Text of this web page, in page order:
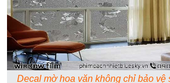
Decal mờ hoa văn không chỉ bảo vệ